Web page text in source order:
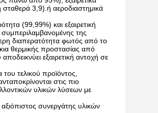
σταθερά 3,9).ή αεροδιαστημικά
(99,99%) και εξαιρετική
της
διαπερατότητα φωτός από το
θερμικής προστασίας από
εξαιρετική αντοχή σε
τελικού προϊόντος,
στις πιο
υλικών λύσεων με
συνεργάτης υλικών